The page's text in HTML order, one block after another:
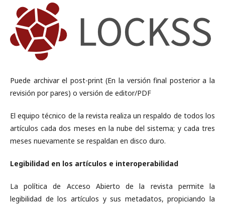
Puede archivar el post-print (En la versión final posterior a la
revisión por pares) o versión de editor/PDF
El equipo técnico de la revista realiza un respaldo de todos los
artículos cada dos meses en la nube del sistema; y cada tres
meses nuevamente se respaldan en disco duro.
Legibilidad en los artículos e interoperabilidad
La política de Acceso Abierto de la revista permite la
legibilidad de los artículos y sus metadatos, propiciando la